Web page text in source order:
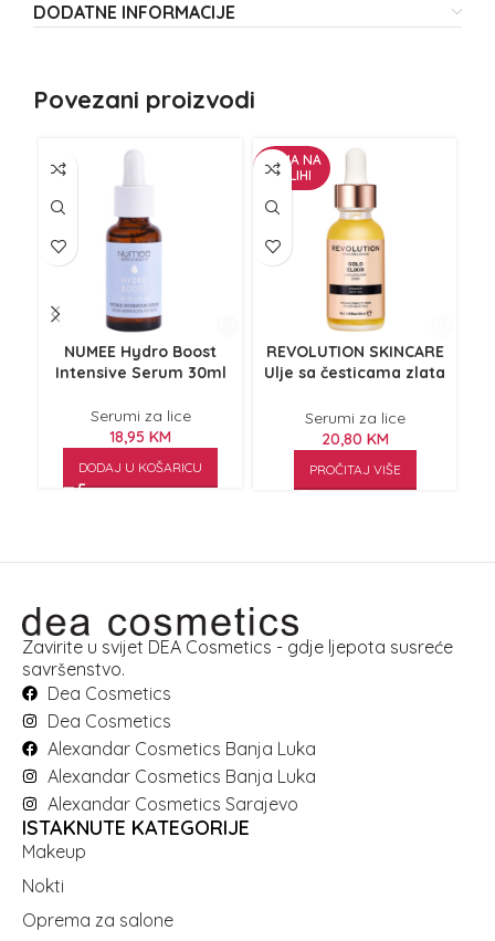
DODATNE INFORMACIJE
Povezani proizvodi
NUMEE Hydro Boost
Intensive Serum 30ml
Serumi za lice
18,95 KM
DODAJ U KOŠARICU
NEMA NA
ZALIHI
REVOLUTION SKINCARE
Ulje sa česticama zlata
Serumi za lice
20,80 KM
PROČITAJ VIŠE
Zavirite u svijet DEA Cosmetics - gdje ljepota susreće
savršenstvo.
Dea Cosmetics
Dea Cosmetics
Alexandar Cosmetics Banja Luka
Alexandar Cosmetics Banja Luka
Alexandar Cosmetics Sarajevo
ISTAKNUTE KATEGORIJE
Makeup
Nokti
Oprema za salone